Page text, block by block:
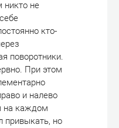
никто не
кто-
поворотники.
При этом
и налево
на каждом
привыкать, но